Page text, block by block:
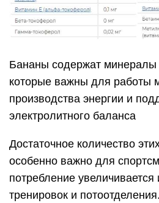
Бананы содержат минералы
которые важны для работы
производства энергии и
электролитного баланса
Достаточное количество
особенно важно для
потребление увеличивается
тренировок и